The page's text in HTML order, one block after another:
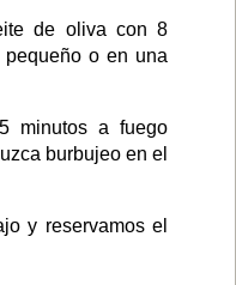
de oliva con 8
o en una
minutos a fuego
burbujeo en el
y reservamos el